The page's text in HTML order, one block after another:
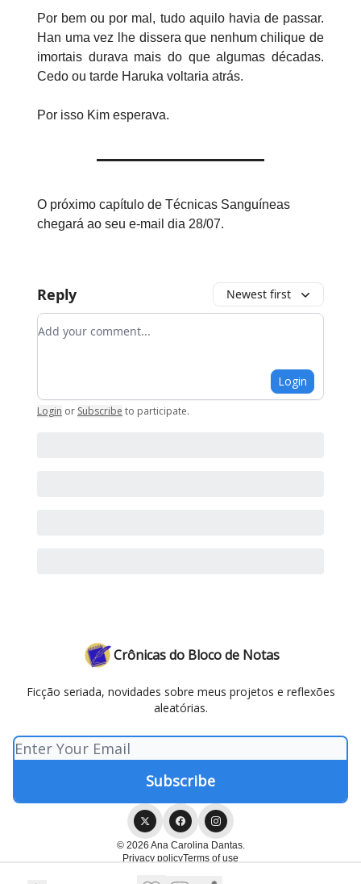
Por bem ou por mal, tudo aquilo havia de passar.
Han uma vez lhe dissera que nenhum chilique de
imortais durava mais do que algumas décadas.
Cedo ou tarde Haruka voltaria atrás.
Por isso Kim esperava.
O próximo capítulo de Técnicas Sanguíneas
chegará ao seu e-mail dia 28/07.
Reply Newest first
Add your comment
Login
Login or Subscribe to participate.
Crônicas do Bloco de Notas
Ficção seriada, novidades sobre meus projetos e reflexões
aleatórias.
© 2026 Ana Carolina Dantas.
Privacy policyTerms of use
Powered by beehiiv